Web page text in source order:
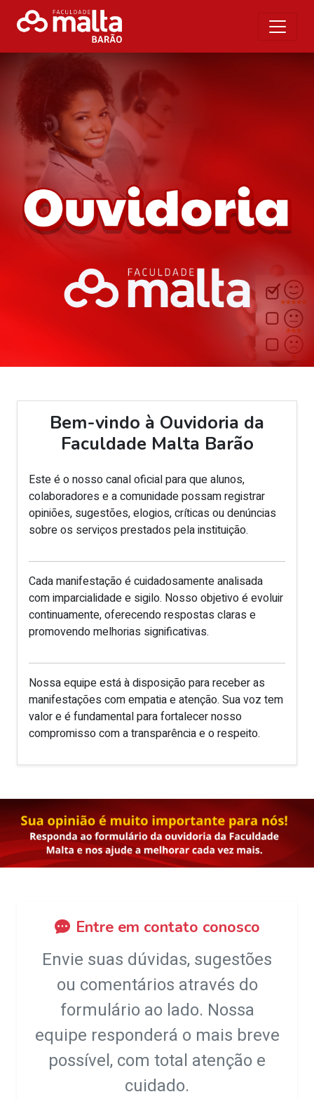
Bem-vindo à Ouvidoria da
Faculdade Malta Barão
Este é o nosso canal oficial para que alunos,
colaboradores e a comunidade possam registrar
opiniões, sugestões, elogios, críticas ou denúncias
sobre os serviços prestados pela instituição.
Cada manifestação é cuidadosamente analisada
com imparcialidade e sigilo. Nosso objetivo é evoluir
continuamente, oferecendo respostas claras e
promovendo melhorias significativas.
Nossa equipe está à disposição para receber as
manifestações com empatia e atenção. Sua voz tem
valor e é fundamental para fortalecer nosso
compromisso com a transparência e o respeito.
Entre em contato conosco
Envie suas dúvidas, sugestões
ou comentários através do
formulário ao lado. Nossa
equipe responderá o mais breve
possível, com total atenção e
cuidado.